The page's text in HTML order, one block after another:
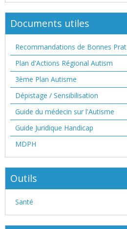
Documents utiles
Recommandations de Bonnes Prat
Plan d'Actions Régional Autism
3ème Plan Autisme
Dépistage / Sensibilisation
Guide du médecin sur l'Autisme
Guide Juridique Handicap
MDPH
Outils
Santé